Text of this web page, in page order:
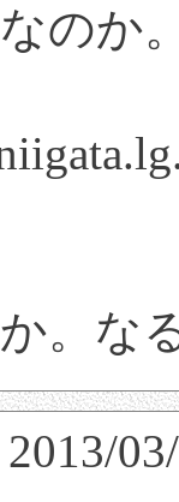
のか
。な
2013/